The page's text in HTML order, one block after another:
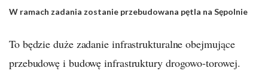
W ramach zadania zostanie przebudowana pętla na Sępolnie
To będzie duże zadanie infrastrukturalne obejmujące
przebudowę i budowę infrastruktury drogowo-torowej.